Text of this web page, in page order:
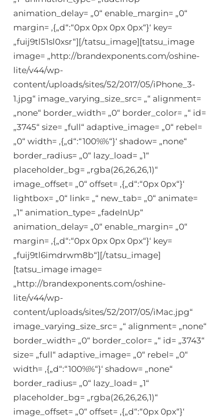
animation_delay= „0“ enable_margin= „0“
margin= ‚{„d“:“0px 0px 0px 0px“}‘ key=
„fuij9tl51sl0xsr“][/tatsu_image][tatsu_image
image= „http://brandexponents.com/oshine-
lite/v44/wp-
content/uploads/sites/52/2017/05/iPhone_3-
1.jpg“ image_varying_size_src= „“ alignment=
„none“ border_width= „0“ border_color= „“ id=
„3745“ size= „full“ adaptive_image= „0“ rebel=
„0“ width= ‚{„d“:“100%%“}‘ shadow= „none“
border_radius= „0“ lazy_load= „1“
placeholder_bg= „rgba(26,26,26,1)“
image_offset= „0“ offset= ‚{„d“:“0px 0px“}‘
lightbox= „0“ link= „“ new_tab= „0“ animate=
„1“ animation_type= „fadeInUp“
animation_delay= „0“ enable_margin= „0“
margin= ‚{„d“:“0px 0px 0px 0px“}‘ key=
„fuij9tl6imdrwm8b“][/tatsu_image]
[tatsu_image image=
„http://brandexponents.com/oshine-
lite/v44/wp-
content/uploads/sites/52/2017/05/iMac.jpg“
image_varying_size_src= „“ alignment= „none“
border_width= „0“ border_color= „“ id= „3743“
size= „full“ adaptive_image= „0“ rebel= „0“
width= ‚{„d“:“100%%“}‘ shadow= „none“
border_radius= „0“ lazy_load= „1“
placeholder_bg= „rgba(26,26,26,1)“
image_offset= „0“ offset= ‚{„d“:“0px 0px“}‘